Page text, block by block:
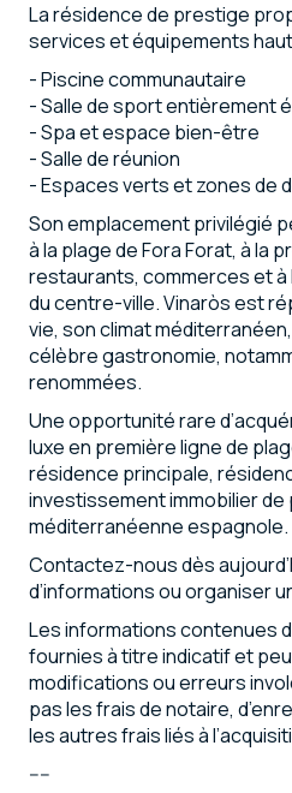
La résidence de prestige
services et équipements
- Piscine communautaire
- Salle de sport entièrement
- Spa et espace bien-être
- Salle de réunion
- Espaces verts et zones de
Son emplacement privilégié
à la plage de Fora Forat, à la
restaurants, commerces et à
du centre-ville. Vinaròs est
vie, son climat
célèbre gastronomie,
renommées.
Une opportunité rare
luxe en première ligne de
résidence principale,
investissement immobilier
méditerranéenne espagnole.
Contactez-nous dès
d’informations ou organiser
Les informations contenues
fournies à titre indicatif et
modifications ou erreurs
pas les frais de notaire,
les autres frais liés à
----